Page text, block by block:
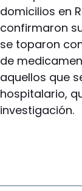
domicilios en
confirmaron
se toparon
de
aquellos que
hospitalario,
investigación.